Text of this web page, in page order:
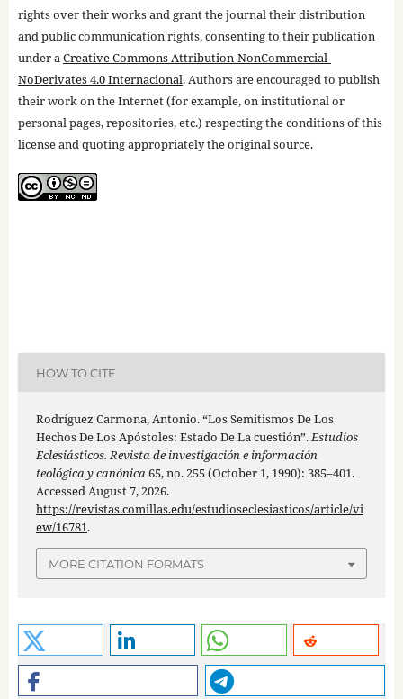
rights over their works and grant the journal their distribution
and public communication rights, consenting to their publication
under aCreative Commons Attribution-NonCommercial-
NoDerivates 4.0 Internacional. Authors are encouraged to publish
their work on the Internet (for example, on institutional or
personal pages, repositories, etc.) respecting the conditions of this
license and quoting appropriately the original source.
HOW TO CITE
Rodríguez Carmona, Antonio. “Los Semitismos De Los
Hechos De Los Apóstoles: Estado De La cuestión”.Estudios
Eclesiásticos. Revista de investigación e información
teológica y canónica65, no. 255 (October 1, 1990): 385–401.
Accessed August 7, 2026.
https://revistas.comillas.edu/estudioseclesiasticos/article/vi
ew/16781.
MORE CITATION FORMATS